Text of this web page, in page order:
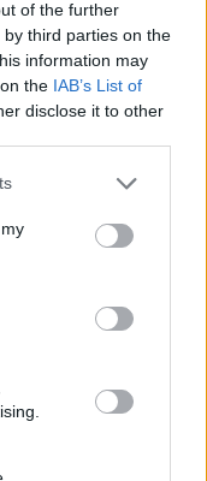
of the further
third parties on the
information may
the IAB’s List of
disclose it to other
Ρεκόρ EBITDA στο α'
στα 550 εκατ. ευρώ –
κέρδη 313 εκατ. ευρώ
Mobility
μαζί: Ανανέωση της
τους μέχρι το
σειρά δεικτών